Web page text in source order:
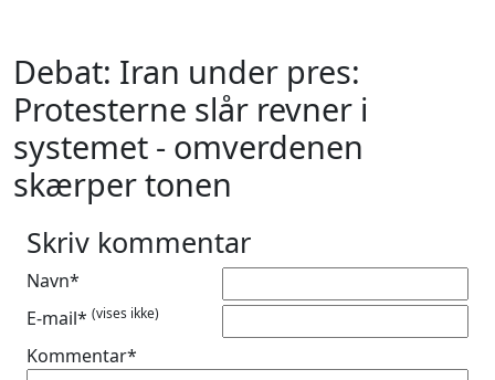
Debat: Iran under pres:
Protesterne slår revner i
systemet - omverdenen
skærper tonen
Skriv kommentar
Navn*
E-mail* (vises ikke)
Kommentar*